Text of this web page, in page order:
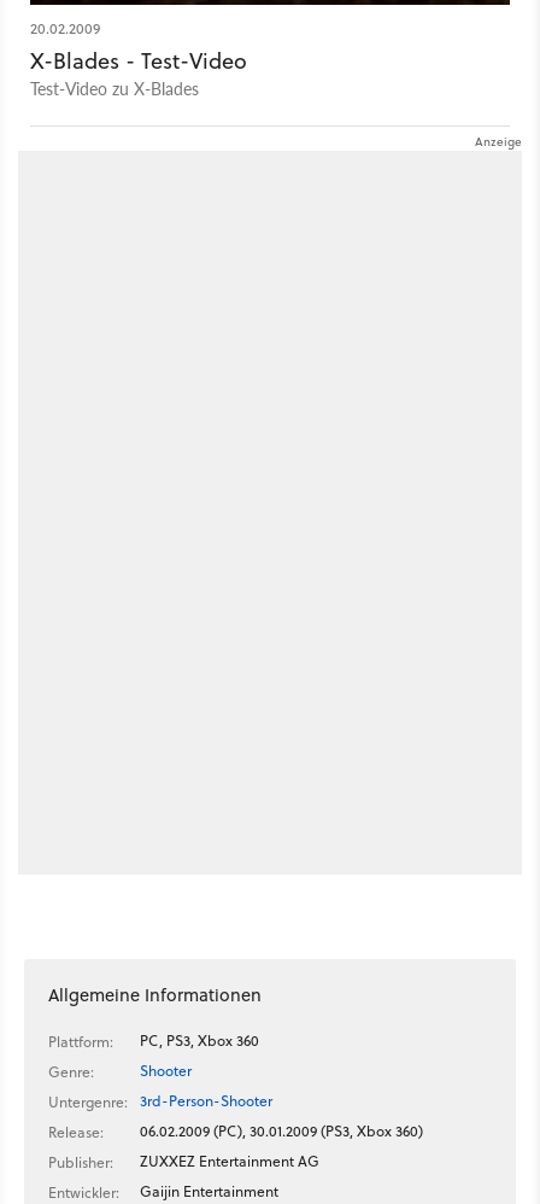
20.02.2009
X-Blades - Test-Video
Test-Video zu X-Blades
Allgemeine Informationen
Plattform:
PC, PS3, Xbox 360
Genre:
Shooter
Untergenre:
3rd-Person-Shooter
Release:
06.02.2009 (PC), 30.01.2009 (PS3, Xbox 360)
Publisher:
ZUXXEZ Entertainment AG
Entwickler:
Gaijin Entertainment